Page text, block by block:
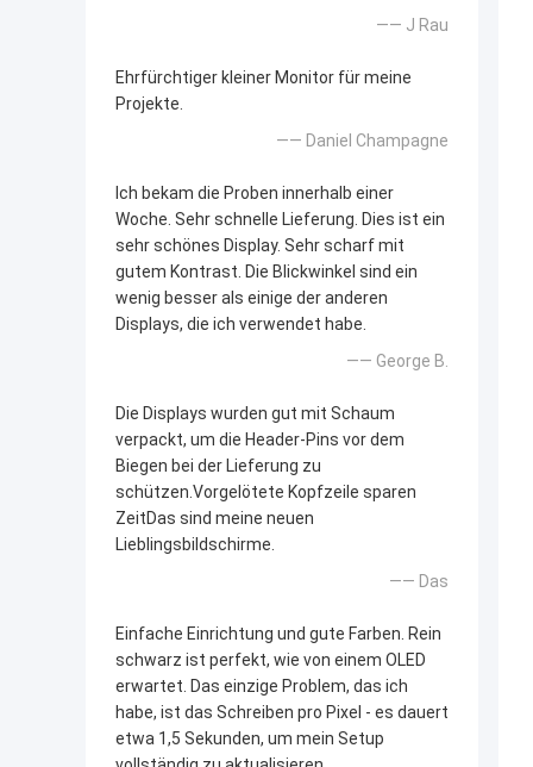
—— J Rau
Ehrfürchtiger kleiner Monitor für meine
Projekte.
—— Daniel Champagne
Ich bekam die Proben innerhalb einer
Woche. Sehr schnelle Lieferung. Dies ist ein
sehr schönes Display. Sehr scharf mit
gutem Kontrast. Die Blickwinkel sind ein
wenig besser als einige der anderen
Displays, die ich verwendet habe.
—— George B.
Die Displays wurden gut mit Schaum
verpackt, um die Header-Pins vor dem
Biegen bei der Lieferung zu
schützen.Vorgelötete Kopfzeile sparen
ZeitDas sind meine neuen
Lieblingsbildschirme.
—— Das
Einfache Einrichtung und gute Farben. Rein
schwarz ist perfekt, wie von einem OLED
erwartet. Das einzige Problem, das ich
habe, ist das Schreiben pro Pixel - es dauert
etwa 1,5 Sekunden, um mein Setup